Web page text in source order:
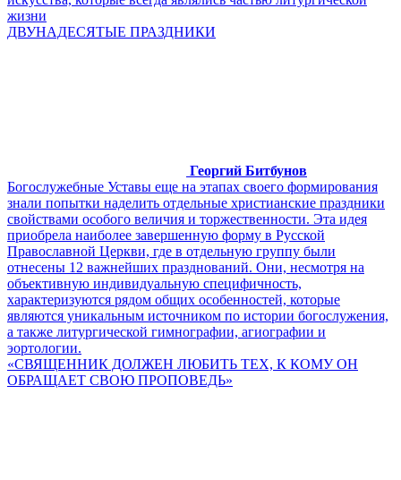
жизни
ДВУНАДЕСЯТЫЕ ПРАЗДНИКИ
Георгий Битбунов
Богослужебные Уставы еще на этапах своего формирования
знали попытки наделить отдельные христианские праздники
свойствами особого величия и торжественности. Эта идея
приобрела наиболее завершенную форму в Русской
Православной Церкви, где в отдельную группу были
отнесены 12 важнейших празднований. Они, несмотря на
объективную индивидуальную специфичность,
характеризуются рядом общих особенностей, которые
являются уникальным источником по истории богослужения,
а также литургической гимнографии, агиографии и
эортологии.
«СВЯЩЕННИК ДОЛЖЕН ЛЮБИТЬ ТЕХ, К КОМУ ОН
ОБРАЩАЕТ СВОЮ ПРОПОВЕДЬ»